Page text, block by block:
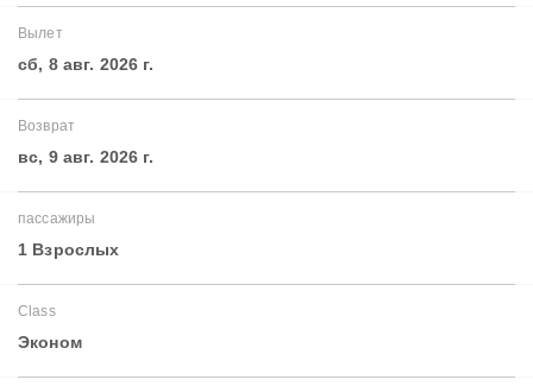
Вылет
сб, 8 авг. 2026 г.
Возврат
вс, 9 авг. 2026 г.
пассажиры
1 Взрослых
Class
Эконом